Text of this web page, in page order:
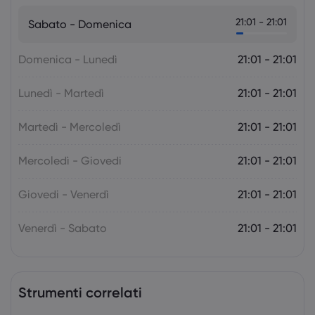
della politica monetaria si sposta sulla
Forex
Sabato - Domenica 21:01 - 21:01
Domenica - Lunedì 21:01 - 21:01
Lunedì - Martedì 21:01 - 21:01
Martedì - Mercoledì 21:01 - 21:01
Mercoledì - Giovedi 21:01 - 21:01
Giovedi - Venerdì 21:01 - 21:01
Venerdì - Sabato 21:01 - 21:01
Strumenti correlati